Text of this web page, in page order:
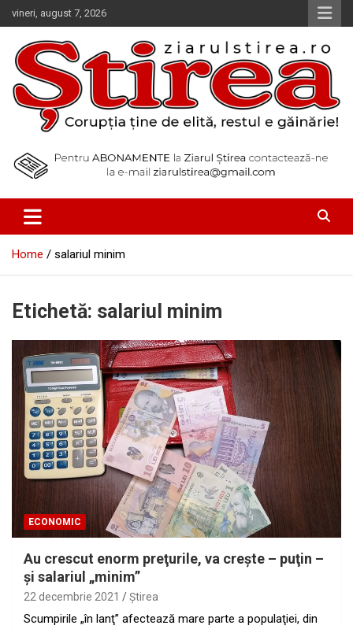
Skip
to
content
vineri, august 7, 2026
Ziarul Știrea
Home salariul minim
Etichetă: salariul minim
ECONOMIC
Au crescut enorm preţurile, va creşte – puţin –
şi salariul „minim”
22 decembrie 2021 Ştirea
Scumpirile „în lanţ” afectează mare parte a populaţiei, din